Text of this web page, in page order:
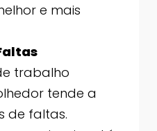
e mais
trabalho
tende a
de faltas.